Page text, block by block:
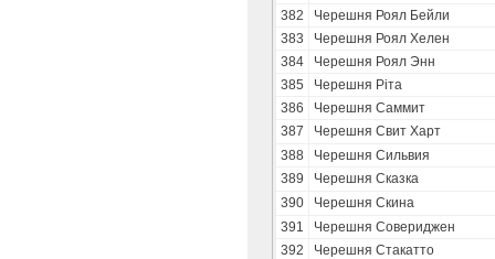
382
Черешня Роял Бейли
383
Черешня Роял Хелен
384
Черешня Роял Энн
385
Черешня Ріта
386
Черешня Саммит
387
Черешня Свит Харт
388
Черешня Сильвия
389
Черешня Сказка
390
Черешня Скина
391
Черешня Совериджен
392
Черешня Стакатто